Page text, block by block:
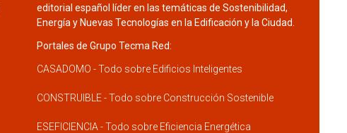
editorial español líder en las temáticas de Sostenibilidad,
Energía y Nuevas Tecnologías en la Edificación y la Ciudad.
Portales de Grupo Tecma Red:
CASADOMO - Todo sobre Edificios Inteligentes
CONSTRUIBLE - Todo sobre Construcción Sostenible
ESEFICIENCIA - Todo sobre Eficiencia Energética